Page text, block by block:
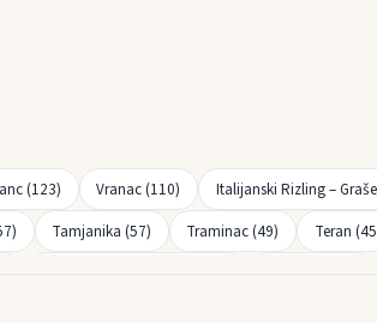
(123) Vranac (110) Italijanski Rizling –
Tamjanika (57) Traminac (49) Teran